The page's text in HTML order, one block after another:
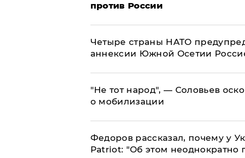
против России
Четыре страны НАТО
аннексии Южной Осетии
​"Не тот народ", — Соловьев
о мобилизации
Федоров рассказал, почему у
Patriot: "Об этом неоднократно